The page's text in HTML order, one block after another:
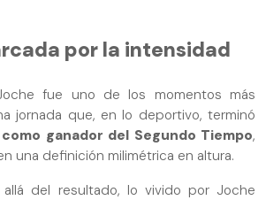
por la intensidad
fue uno de los momentos más
jornada que, en lo deportivo, terminó
como ganador del Segundo Tiempo,
una definición milimétrica en altura.
allá del resultado, lo vivido por Joche